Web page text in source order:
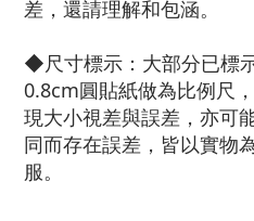
差，還請理解和包涵。
◆尺寸標示：大部分已標
0.8cm圓貼紙做為比例尺
現大小視差與誤差，亦可
同而存在誤差，皆以實物
服。